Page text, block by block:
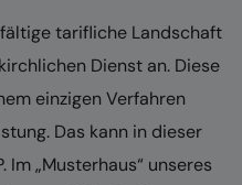
tarifliche Landschaft
Dienst an. Diese
einzigen Verfahren
Das kann in dieser
Im „Musterhaus“ unseres